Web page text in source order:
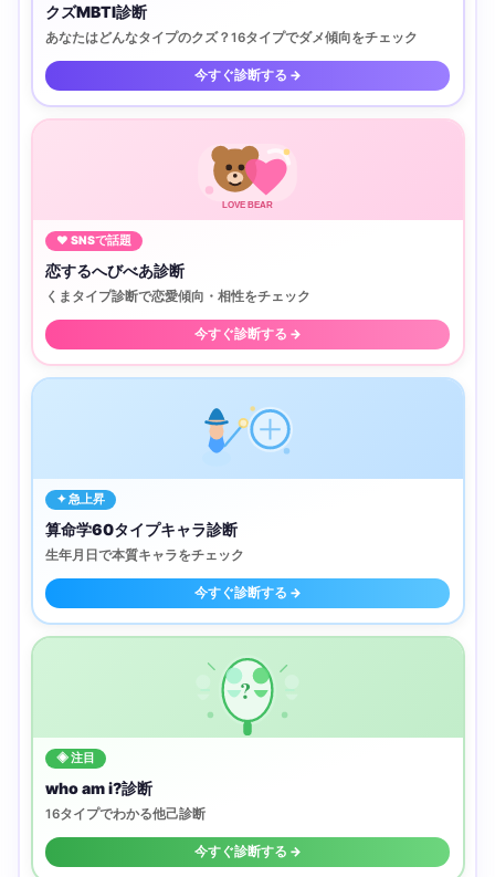
クズMBTI診断
あなたはどんなタイプのクズ？16タイプでダメ傾向をチェック
今すぐ診断する →
LOVE BEAR
♥ SNSで話題
恋するへびべあ診断
くまタイプ診断で恋愛傾向・相性をチェック
今すぐ診断する →
✦ 急上昇
算命学60タイプキャラ診断
生年月日で本質キャラをチェック
今すぐ診断する →
?
◈ 注目
who am i?診断
16タイプでわかる他己診断
今すぐ診断する →